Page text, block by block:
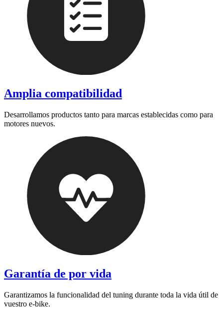
Amplia compatibilidad
Desarrollamos productos tanto para marcas establecidas como para
motores nuevos.
Garantía de por vida
Garantizamos la funcionalidad del tuning durante toda la vida útil de
vuestro e-bike.